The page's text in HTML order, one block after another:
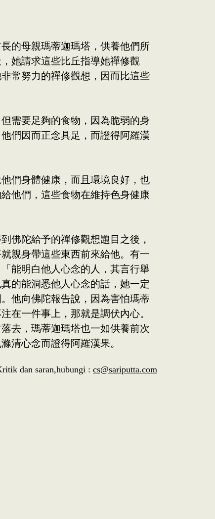
的母親瑪蒂迦瑪塔，供養他們所
她請求這些比丘指導她禪修觀
常努力的禪修觀想，因而比這些
需要足夠的食物，因為脆弱的身
們因而正念具足，而證得阿羅漢
們身體健康，而且環境良好，也
他們，這些食物在維持色身健康
陀給予的禪修觀想題目之後，
親身帶這些東西前來給他。有一
能明白他人心念的人，其言行舉
的能洞悉他人心念的話，她一定
他向佛陀報告說，因為害怕瑪蒂
在一件事上，那就是調伏內心。
去，瑪蒂迦瑪塔也一如供養前次
清心念而證得阿羅漢果。
dan saran,hubungi : cs@sariputta.com